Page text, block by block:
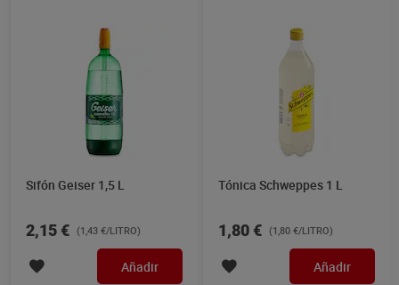
Sifón Geiser 1,5 L
2,15 € (1,43 €/LITRO)
Añadir
Tónica Schweppes 1 L
1,80 € (1,80 €/LITRO)
Añadir